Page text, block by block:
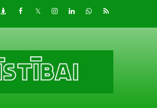
DraugiemFacebook
TwitterInstagram
LinkedInwhatsapp
RSS